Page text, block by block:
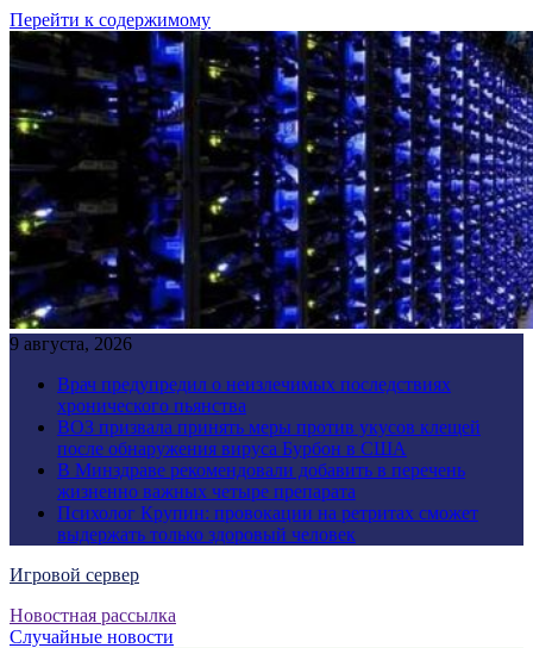
Перейти к содержимому
9 августа, 2026
Врач предупредил о неизлечимых последствиях
хронического пьянства
ВОЗ призвала принять меры против укусов клещей
после обнаружения вируса Бурбон в США
В Минздраве рекомендовали добавить в перечень
жизненно важных четыре препарата
Психолог Крупин: провокации на ретритах сможет
выдержать только здоровый человек
Игровой сервер
Новостная рассылка
Случайные новости